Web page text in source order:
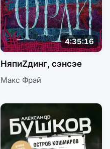
4:35:16
НяпиZдинг, сэнсэе
Макс Фрай